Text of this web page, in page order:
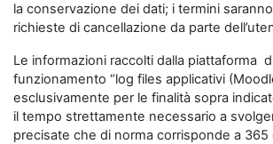
la conservazione dei dati; i termini
richieste di cancellazione da parte
Le informazioni raccolti dalla piattaforma
funzionamento “log files applicativi
esclusivamente per le finalità sopra
il tempo strettamente necessario a
precisate che di norma corrisponde a 365